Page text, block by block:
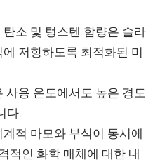
탄소 및 텅스텐 함량은 슬라
저항하도록 최적화된 미
사용 온도에서도 높은 경도
다.
계적 마모와 부식이 동시에
적인 화학 매체에 대한 내